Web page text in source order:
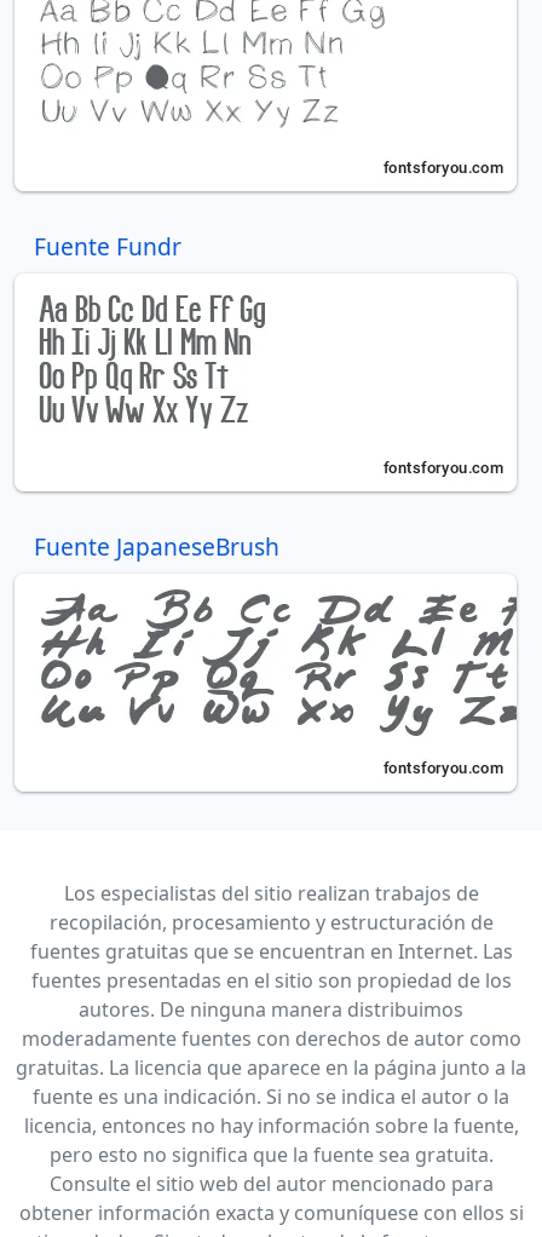
Fuente Fundr
Fuente JapaneseBrush
Los especialistas del sitio realizan trabajos de
recopilación, procesamiento y estructuración de
fuentes gratuitas que se encuentran en Internet. Las
fuentes presentadas en el sitio son propiedad de los
autores. De ninguna manera distribuimos
moderadamente fuentes con derechos de autor como
gratuitas. La licencia que aparece en la página junto a la
fuente es una indicación. Si no se indica el autor o la
licencia, entonces no hay información sobre la fuente,
pero esto no significa que la fuente sea gratuita.
Consulte el sitio web del autor mencionado para
obtener información exacta y comuníquese con ellos si